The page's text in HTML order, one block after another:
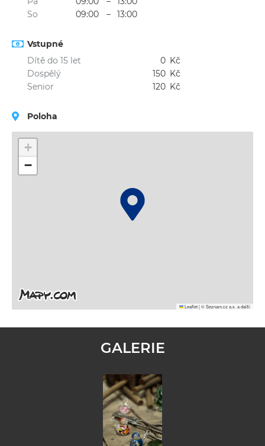
So
09:00 – 13:00
Vstupné
Dítě do 15 let
0 Kč
Dospělý
150 Kč
Senior
120 Kč
Poloha
+
−
Leaflet|© Seznam.cz a.s. a další
GALERIE